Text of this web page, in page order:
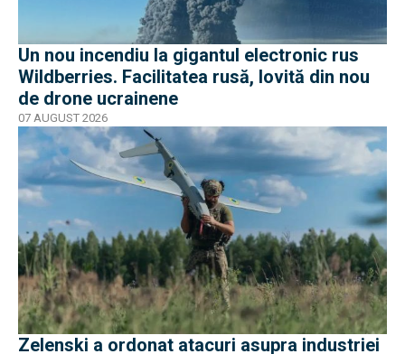
Un nou incendiu la gigantul electronic rus
Wildberries. Facilitatea rusă, lovită din nou
de drone ucrainene
07 AUGUST 2026
Zelenski a ordonat atacuri asupra industriei